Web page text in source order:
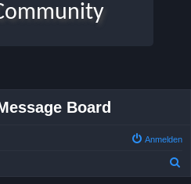
Board
Anmelden